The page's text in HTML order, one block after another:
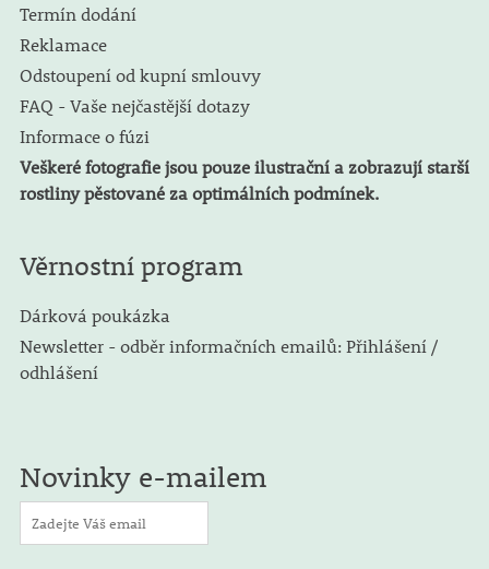
Termín dodání
Reklamace
Odstoupení od kupní smlouvy
FAQ - Vaše nejčastější dotazy
Informace o fúzi
Veškeré fotografie jsou pouze ilustrační a zobrazují starší
rostliny pěstované za optimálních podmínek.
Věrnostní program
Dárková poukázka
Newsletter - odběr informačních emailů: Přihlášení /
odhlášení
Novinky e-mailem